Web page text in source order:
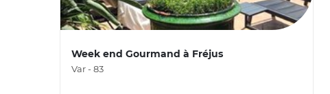
Week end Gourmand à Fréjus
Var - 83